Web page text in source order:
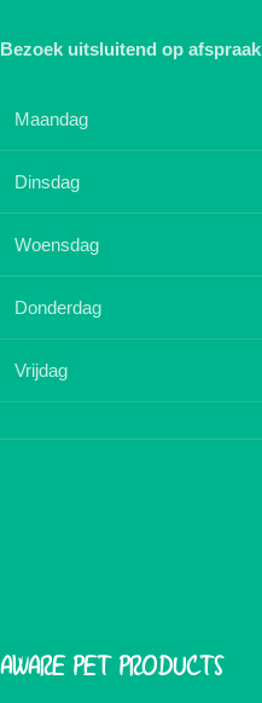
Bezoek uitsluitend op afspraak
Maandag
Dinsdag
Woensdag
Donderdag
Vrijdag
AWARE PET PRODUCTS